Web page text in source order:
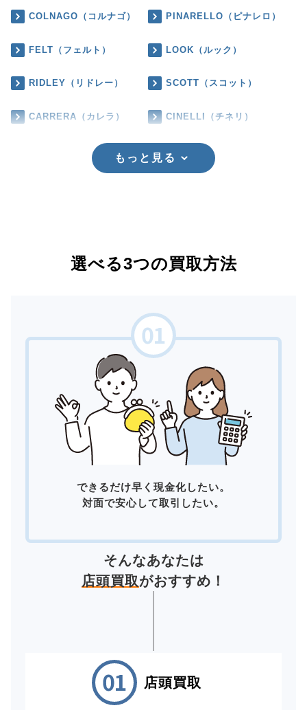
COLNAGO（コルナゴ） PINARELLO（ピナレロ）
FELT（フェルト） LOOK（ルック）
RIDLEY（リドレー） SCOTT（スコット）
CARRERA（カレラ） CINELLI（チネリ）
もっと見る
選べる3つの買取方法
できるだけ早く現金化したい。
対面で安心して取引したい。
そんなあなたは
店頭買取がおすすめ！
店頭買取